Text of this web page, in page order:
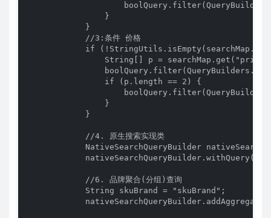
                }
            }
            //3:条件 价格
if
String[] p =
                if (p.length == 2) {
                }
            }
            //4. 原生搜索实现类
NativeSearchQueryBuilder
            //6. 品牌聚合(分组)查询
            String skuBrand = "skuBrand";